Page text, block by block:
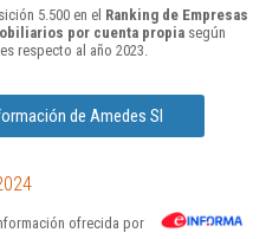
5.500 en el Ranking de Empresas
por cuenta propia según
respecto al año 2023.
de Amedes Sl
ofrecida por